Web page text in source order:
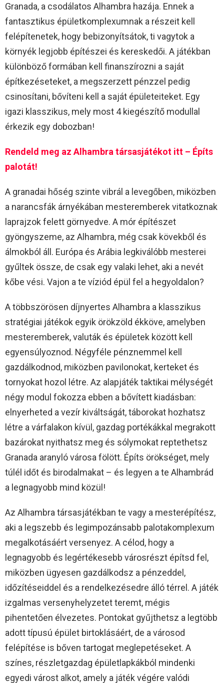
Granada, a csodálatos Alhambra hazája. Ennek a
fantasztikus épületkomplexumnak a részeit kell
felépítenetek, hogy bebizonyítsátok, ti vagytok a
környék legjobb építészei és kereskedői. A játékban
különböző formában kell finanszírozni a saját
építkezéseteket, a megszerzett pénzzel pedig
csinosítani, bővíteni kell a saját épületeiteket. Egy
igazi klasszikus, mely most 4 kiegészítő modullal
érkezik egy dobozban!
Rendeld meg az Alhambra társasjátékot itt – Építs
palotát!
A granadai hőség szinte vibrál a levegőben, miközben
a narancsfák árnyékában mesteremberek vitatkoznak
laprajzok felett görnyedve. A mór építészet
gyöngyszeme, az Alhambra, még csak kövekből és
álmokból áll. Európa és Arábia legkiválóbb mesterei
gyűltek össze, de csak egy valaki lehet, aki a nevét
kőbe vési. Vajon a te víziód épül fel a hegyoldalon?
A többszörösen díjnyertes Alhambra a klasszikus
stratégiai játékok egyik örökzöld ékköve, amelyben
mesteremberek, valuták és épületek között kell
egyensúlyoznod. Négyféle pénznemmel kell
gazdálkodnod, miközben pavilonokat, kerteket és
tornyokat hozol létre. Az alapjáték taktikai mélységét
négy modul fokozza ebben a bővített kiadásban:
elnyerheted a vezír kiváltságát, táborokat hozhatsz
létre a várfalakon kívül, gazdag portékákkal megrakott
bazárokat nyithatsz meg és sólymokat reptethetsz
Granada aranyló városa fölött. Építs örökséget, mely
túlél időt és birodalmakat – és legyen a te Alhambrád
a legnagyobb mind közül!
Az Alhambra társasjátékban te vagy a mesterépítész,
aki a legszebb és legimpozánsabb palotakomplexum
megalkotásáért versenyez. A célod, hogy a
legnagyobb és legértékesebb városrészt építsd fel,
miközben ügyesen gazdálkodsz a pénzeddel,
időzítéseiddel és a rendelkezésedre álló térrel. A játék
izgalmas versenyhelyzetet teremt, mégis
pihentetően élvezetes. Pontokat gyűjthetsz a legtöbb
adott típusú épület birtoklásáért, de a városod
felépítése is bőven tartogat meglepetéseket. A
színes, részletgazdag épületlapkákból mindenki
egyedi várost alkot, amely a játék végére valódi